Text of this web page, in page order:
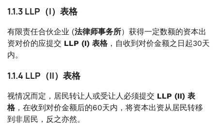
1.1.3 LLP（I）表格
有限责任合伙企业 (法律师事务所）获得一定数额的资本出
资对价的应提交 LLP (I) 表格 ，自收到对价金额之日起30天
内。
1.1.4 LLP（II）表格
视情况而定，居民转让人或受让人必须提交 LLP (II) 表
格 ，在收到对价金额后的60天内，将资本出资从居民转移
到非居民，反之亦然。